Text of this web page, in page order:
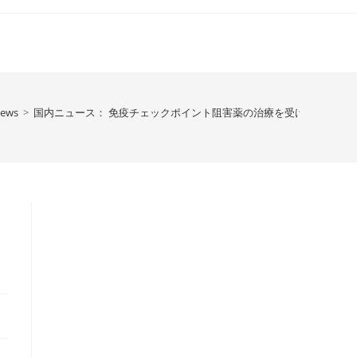
> 国内ニュース： 免疫チェックポイント阻害薬の治療を受ける患者さ